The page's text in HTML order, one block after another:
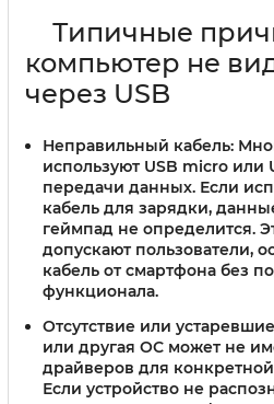
Типичные
компьютер не
через USB
Неправильный кабель:
используют USB micro или
передачи данных. Если
кабель для зарядки,
геймпад не определится.
допускают пользователи,
кабель от смартфона без
функционала.
Отсутствие или
или другая ОС может не
драйверов для
Если устройство не